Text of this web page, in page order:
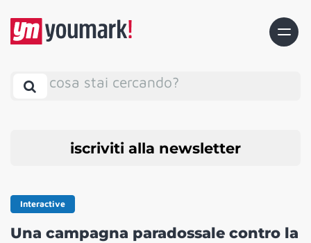
cosa stai cercando?
iscriviti alla newsletter
Interactive
Una campagna paradossale contro la